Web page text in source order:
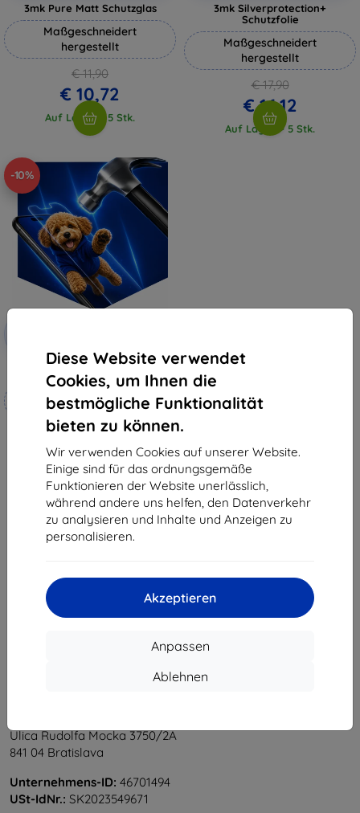
Diese Website verwendet
Cookies, um Ihnen die
bestmögliche Funktionalität
bieten zu können.
Wir verwenden Cookies auf unserer Website.
Einige sind für das ordnungsgemäße
Funktionieren der Website unerlässlich,
während andere uns helfen, den Datenverkehr
zu analysieren und Inhalte und Anzeigen zu
personalisieren.
Akzeptieren
Anpassen
Ablehnen
3mk Pure Matt Schutzglas
Maßgeschneidert
hergestellt
€ 11,90
€ 10,72
Auf Lager > 5 Stk.
3mk Silverprotection+
Schutzfolie
Maßgeschneidert
hergestellt
€ 17,90
€ 16,12
Auf Lager > 5 Stk.
-10%
3mk Hammer Schutzfolie
Maßgeschneidert
hergestellt
€ 18,90
€ 17,02
Auf Lager 4 Stk.
1
Ulica Rudolfa Mocka 3750/2A
841 04 Bratislava
Unternehmens-ID: 46701494
USt-IdNr.: SK2023549671